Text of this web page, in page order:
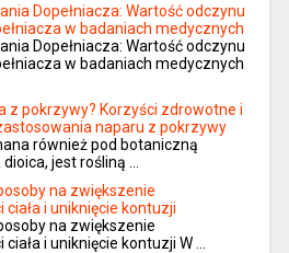
Dopełniacza: Wartość odczynu
w badaniach medycznych
Dopełniacza: Wartość odczynu
w badaniach medycznych
z pokrzywy? Korzyści zdrowotne i
naparu z pokrzywy
również pod botaniczną
jest rośliną …
na zwiększenie
i uniknięcie kontuzji
na zwiększenie
i uniknięcie kontuzji W …